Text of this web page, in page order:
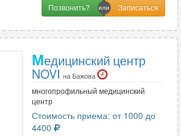
4
1
Позвонить?
Медицинский центр
NOVI на Бажова
многопрофильный медицинский
центр
Стоимость приема: от 1000 до
4400